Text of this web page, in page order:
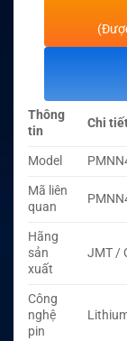
Thông
tin
Chi
Model
Mã liên
quan
Hãng
sản
xuất
JMT /
Công
nghệ
pin